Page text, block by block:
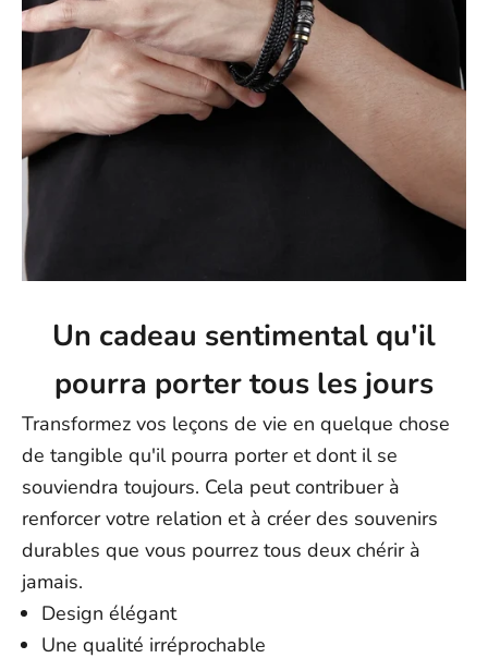
Un cadeau sentimental qu'il
pourra porter tous les jours
Transformez vos leçons de vie en quelque chose
de tangible qu'il pourra porter et dont il se
souviendra toujours. Cela peut contribuer à
renforcer votre relation et à créer des souvenirs
durables que vous pourrez tous deux chérir à
jamais.
Design élégant
Une qualité irréprochable